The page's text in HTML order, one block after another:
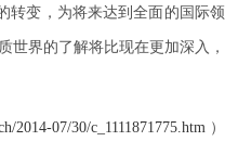
变，为将来达到全面的国际领
世界的了解将比现在更加深入，
2014-07/30/c_1111871775.htm ）